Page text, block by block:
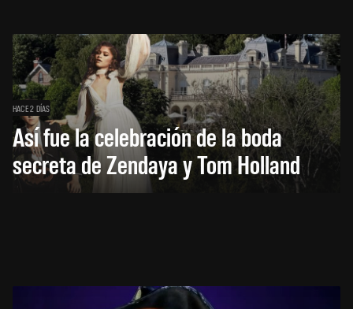
HACE 2 DÍAS
Así fue la celebración de la boda
secreta de Zendaya y Tom Holland